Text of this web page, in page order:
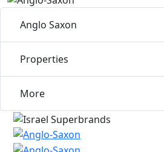
Anglo Saxon
Properties
More